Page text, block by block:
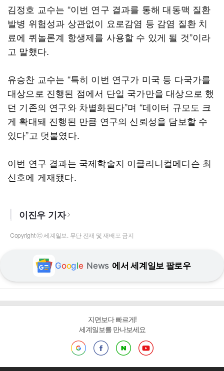
김정호 교수는 “이번 연구 결과를 통해 대동맥 질환
발병 위험성과 상관없이 요로감염 등 감염 질환 치
료에 퀴놀론계 항생제를 사용할 수 있게 될 것”이라
고 말했다.
유승찬 교수는 “특히 이번 연구가 미국 등 다국가를
대상으로 진행된 점에서 단일 국가만을 대상으로 했
던 기존의 연구와 차별화된다”며 “데이터 규모도 크
게 확대돼 진행된 만큼 연구의 신뢰성을 담보할 수
있다”고 덧붙였다.
이번 연구 결과는 국제학술지 이클리니컬메디슨 최
신호에 게재됐다.
이진우 기자
Copyright ⓒ 세계일보. 무단 전재 및 재배포 금지
Google News 에서 세계일보 팔로우
지면보다 빠르게!
세계일보를 만나보세요